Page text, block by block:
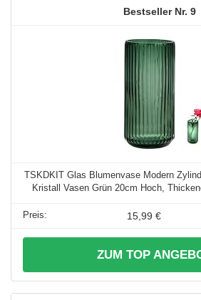
9
TSKDKIT Glas Blumenvase Modern
Kristall Vasen Grün 20cm Hoch,
15,99 €
ZUM TOP